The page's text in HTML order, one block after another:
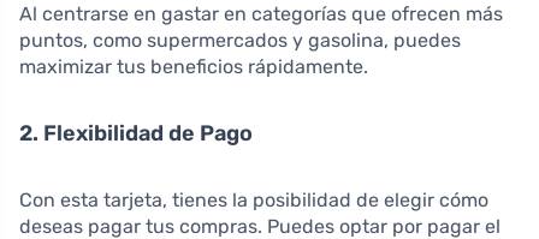
Al centrarse en gastar en categorías que ofrecen más
puntos, como supermercados y gasolina, puedes
maximizar tus beneficios rápidamente.
2. Flexibilidad de Pago
Con esta tarjeta, tienes la posibilidad de elegir cómo
deseas pagar tus compras. Puedes optar por pagar el